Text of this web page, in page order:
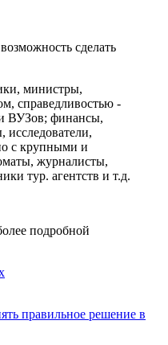
сделать
министры,
справедливостью -
ВУЗов; финансы,
исследователи,
с крупными и
журналисты,
тур. агентств и т.д.
подробной
правильное решение в